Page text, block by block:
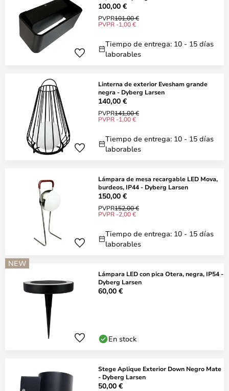
100,00 €
PVPR101,00 €
PVPR -1,00 €
Tiempo de entrega: 10 - 15 días
laborables
Linterna de exterior Evesham grande
negra - Dyberg Larsen
140,00 €
PVPR141,00 €
PVPR -1,00 €
Tiempo de entrega: 10 - 15 días
laborables
Lámpara de mesa recargable LED Mova,
burdeos, IP44 - Dyberg Larsen
150,00 €
PVPR152,00 €
PVPR -2,00 €
Tiempo de entrega: 10 - 15 días
laborables
NEW
Lámpara LED con pica Otera, negra, IP54 -
Dyberg Larsen
60,00 €
En stock
Stege Aplique Exterior Down Negro Mate
- Dyberg Larsen
50,00 €